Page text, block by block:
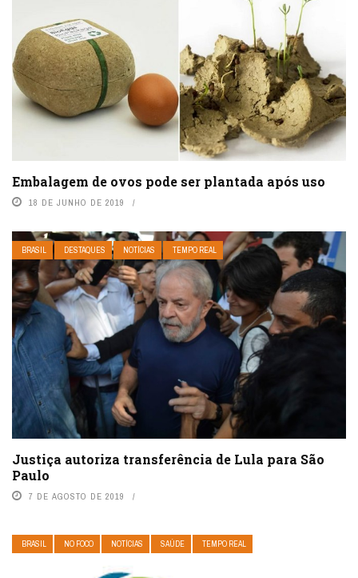
Embalagem de ovos pode ser plantada após uso
18 DE JUNHO DE 2019
BRASIL DESTAQUES NOTÍCIAS TEMPO REAL
Justiça autoriza transferência de Lula para São
Paulo
7 DE AGOSTO DE 2019
BRASIL NO FOCO NOTÍCIAS SAÚDE TEMPO REAL